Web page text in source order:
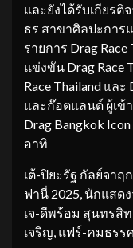
และยังได้รับเกียร
ธร สาขาศิลปะการ
รายการ Drag
แข่งขัน Drag Race
Race Thailand แล
และก๊อตแลนด์ ผู้เข้
Drag Bangkok
อาทิ
เต้-ปิยะรัฐ กัลย์จา
ฟานี่ 2025, นักแสดง
เจ-ดีพร้อม สุนทรสิ
เจริญ, แฟร์-คมธรร